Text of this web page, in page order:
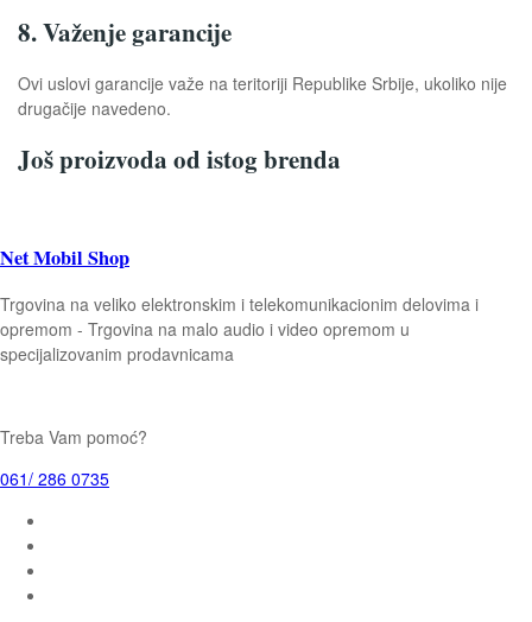
8. Važenje garancije
Ovi uslovi garancije važe na teritoriji Republike Srbije, ukoliko nije
drugačije navedeno.
Još proizvoda od istog brenda
Net Mobil Shop
Trgovina na veliko elektronskim i telekomunikacionim delovima i
opremom - Trgovina na malo audio i video opremom u
specijalizovanim prodavnicama
Treba Vam pomoć?
061/ 286 0735